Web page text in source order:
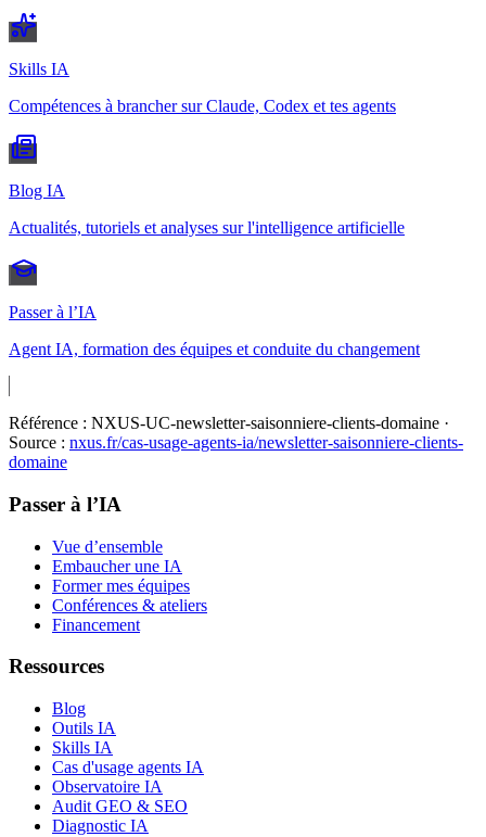
Skills IA
Compétences à brancher sur Claude, Codex et tes agents
Blog IA
Actualités, tutoriels et analyses sur l'intelligence artificielle
Passer à l’IA
Agent IA, formation des équipes et conduite du changement
Référence : NXUS-UC-newsletter-saisonniere-clients-domaine ·
Source : nxus.fr/cas-usage-agents-ia/newsletter-saisonniere-clients-
domaine
Passer à l’IA
Vue d’ensemble
Embaucher une IA
Former mes équipes
Conférences & ateliers
Financement
Ressources
Blog
Outils IA
Skills IA
Cas d'usage agents IA
Observatoire IA
Audit GEO & SEO
Diagnostic IA